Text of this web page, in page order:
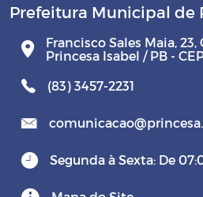
Prefeitura Municipal de
Francisco Sales Maia, 23,
Princesa Isabel / PB -
(83) 3457-2231
Segunda à Sexta: De